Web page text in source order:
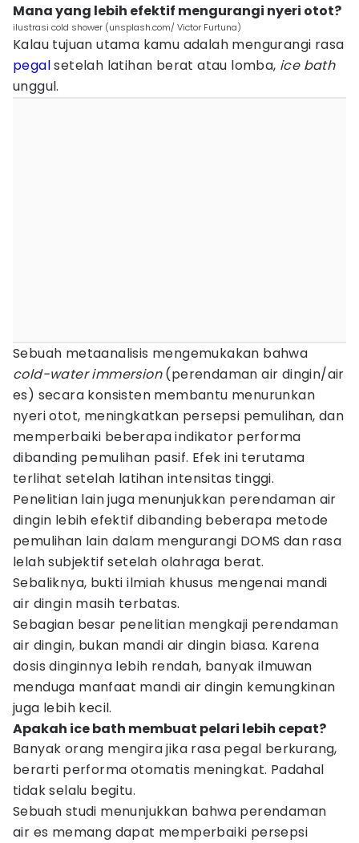
Mana yang lebih efektif mengurangi nyeri otot?
ilustrasi cold shower (unsplash.com/ Victor Furtuna)
Kalau tujuan utama kamu adalah mengurangi rasa
pegalsetelah latihan berat atau lomba, ice bath
unggul.
Sebuah metaanalisis mengemukakan bahwa
cold-water immersion(perendaman air dingin/air
es) secara konsisten membantu menurunkan
nyeri otot, meningkatkan persepsi pemulihan, dan
memperbaiki beberapa indikator performa
dibanding pemulihan pasif. Efek ini terutama
terlihat setelah latihan intensitas tinggi.
Penelitian lain juga menunjukkan perendaman air
dingin lebih efektif dibanding beberapa metode
pemulihan lain dalam mengurangi DOMS dan rasa
lelah subjektif setelah olahraga berat.
Sebaliknya, bukti ilmiah khusus mengenai mandi
air dingin masih terbatas.
Sebagian besar penelitian mengkaji perendaman
air dingin, bukan mandi air dingin biasa. Karena
dosis dinginnya lebih rendah, banyak ilmuwan
menduga manfaat mandi air dingin kemungkinan
juga lebih kecil.
Apakah ice bath membuat pelari lebih cepat?
Banyak orang mengira jika rasa pegal berkurang,
berarti performa otomatis meningkat. Padahal
tidak selalu begitu.
Sebuah studi menunjukkan bahwa perendaman
air es memang dapat memperbaiki persepsi